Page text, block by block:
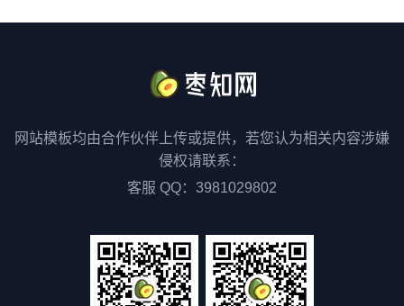
网站模板均由合作伙伴上传或提供，若您认为相关内容涉嫌
侵权请联系：
客服 QQ：3981029802